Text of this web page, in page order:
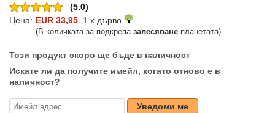
(5.0)
Цена: EUR 33,95 1 x дърво
(В количката за подкрепа залесяване планетата)
Този продукт скоро ще бъде в наличност
Искате ли да получите имейл, когато отново е в
наличност?
Уведоми ме